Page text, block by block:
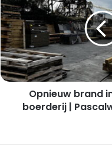
in
uitgebrande
boerderij
|
Pascalweg
Rotterdam
Opnieuw brand
boerderij |